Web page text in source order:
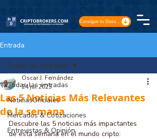
Consigue tu Dossier
Entrada
Todas las entradas
NoticiasOficiales
Mercados & Cotizaciones
Entrevistas & Opinión
Todas las entradas
Las 5 Noticias Más Relevantes
de la semana
Oscar J. Fernández
24 jul 2025
Descubre las 5 noticias más impactantes
de esta semana en el mundo cripto: